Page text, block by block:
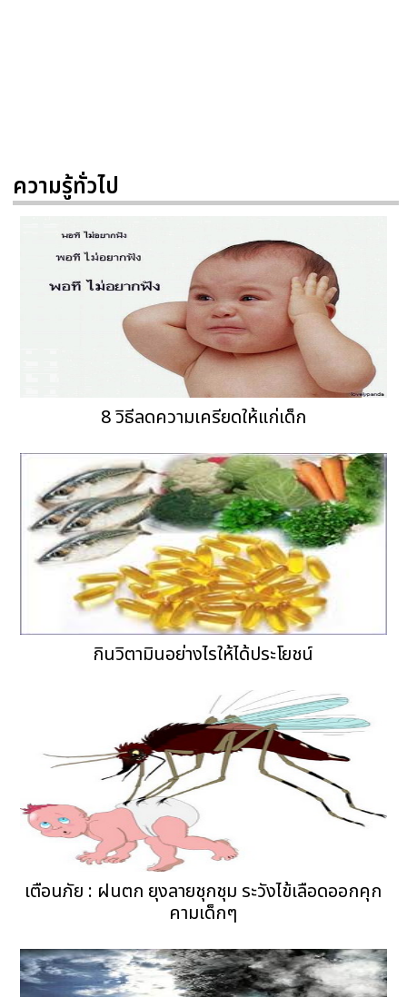
ความรู้ทั่วไป
8 วิธีลดความเครียดให้แก่เด็ก
กินวิตามินอย่างไรให้ได้ประโยชน์
เตือนภัย : ฝนตก ยุงลายชุกชุม ระวังไข้เลือดออกคุก
คามเด็กๆ